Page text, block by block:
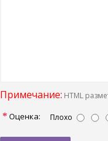
Примечание: HTML
Оценка: Плохо